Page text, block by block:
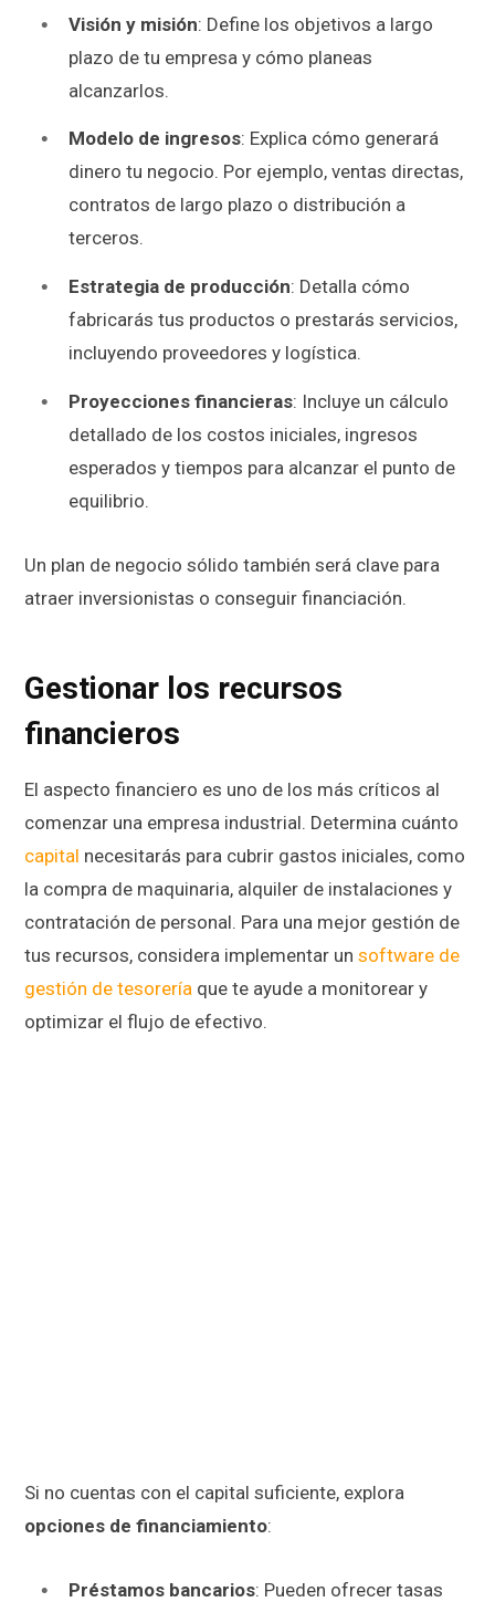
Visión y misión: Define los objetivos a largo
plazo de tu empresa y cómo planeas
alcanzarlos.
Modelo de ingresos: Explica cómo generará
dinero tu negocio. Por ejemplo, ventas directas,
contratos de largo plazo o distribución a
terceros.
Estrategia de producción: Detalla cómo
fabricarás tus productos o prestarás servicios,
incluyendo proveedores y logística.
Proyecciones financieras: Incluye un cálculo
detallado de los costos iniciales, ingresos
esperados y tiempos para alcanzar el punto de
equilibrio.
Un plan de negocio sólido también será clave para
atraer inversionistas o conseguir financiación.
Gestionar los recursos
financieros
El aspecto financiero es uno de los más críticos al
comenzar una empresa industrial. Determina cuánto
capital necesitarás para cubrir gastos iniciales, como
la compra de maquinaria, alquiler de instalaciones y
contratación de personal. Para una mejor gestión de
tus recursos, considera implementar un software de
gestión de tesorería que te ayude a monitorear y
optimizar el flujo de efectivo.
Si no cuentas con el capital suficiente, explora
opciones de financiamiento:
Préstamos bancarios: Pueden ofrecer tasas